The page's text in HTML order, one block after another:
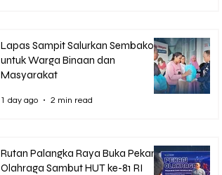
Lapas Sampit Salurkan Sembako
untuk Warga Binaan dan
Masyarakat
1 day ago 2 min read
Rutan Palangka Raya Buka Pekan
Olahraga Sambut HUT ke-81 RI